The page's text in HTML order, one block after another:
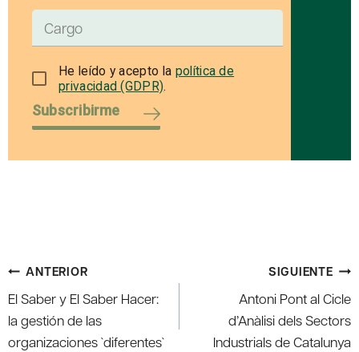
He leído y acepto la política de
privacidad (GDPR).
Subscribirme
Navegación
de
entradas
ANTERIOR
El Saber y El Saber Hacer:
la gestión de las
organizaciones `diferentes`
SIGUIENTE
Antoni Pont al Cicle
d’Anàlisi dels Sectors
Industrials de Catalunya